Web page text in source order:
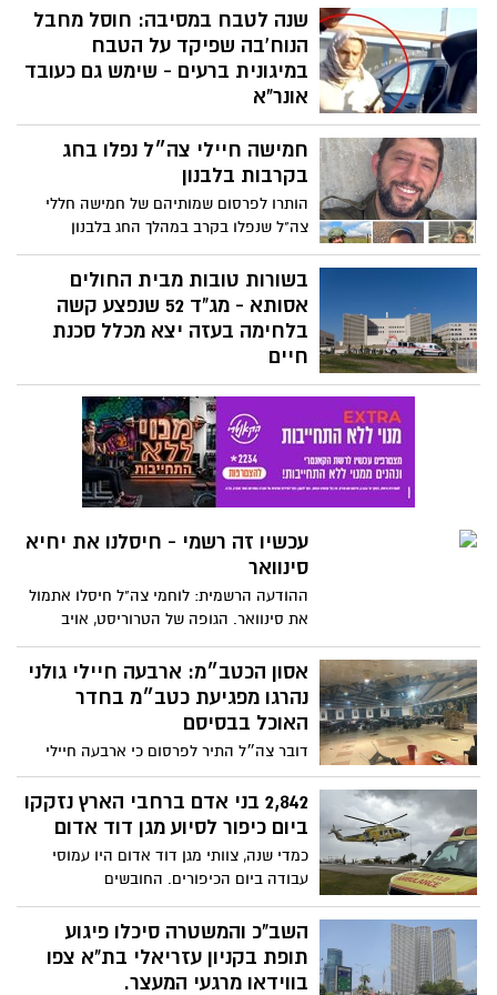
באמצעות הניידים שלהם) כשצה"ל תקף
בדאחייה את אחד הבניינים, הכיצד הוא קרס
תוך 5 שניות כאילו היה עשוי מנייר בו בזמן
שכל הבניינים הסמוכים שנשארו על כנם. נא
להכיר את ״ספייס״ הישראלית שמשאירה
שנה לטבח במסיבה: חוסל מחבל
הנוח'בה שפיקד על הטבח
במיגונית ברעים - שימש גם כעובד
אונר"א
צה״ל ושב״כ חיסלו בעזה את המחבל מחמד
אבו עטיוי, מפקד נוח'בה שפיקד על הטבח
במיגונית רעים ובמקביל שימש כעובד אונר"א
חמישה חיילי צה״ל נפלו בחג
בקרבות בלבנון
הותרו לפרסום שמותיהם של חמישה חללי
צה"ל שנפלו בקרב במהלך החג בלבנון
בשורות טובות מבית החולים
אסותא - מג"ד 52 שנפצע קשה
בלחימה בעזה יצא מכלל סכנת
חיים
בבית החולים אסותא מעדכנים כי חל שיפור
משמעותי במצבו של סא"ל יהודה שלו, מג"ד
52 שנפצע קשה ברצועת עזה באירוע בו נפל
מח"ט 401 אלוף משנה אחסאן דאקסה
עכשיו זה רשמי - חיסלנו את יחיא
סינוואר
ההודעה הרשמית: לוחמי צה"ל חיסלו אתמול
את סינוואר. הגופה של הטרוריסט, אויב
ישראל הגדול ביותר, בידי צה"ל
אסון הכטב״מ: ארבעה חיילי גולני
נהרגו מפגיעת כטב״מ בחדר
האוכל בבסיסם
דובר צה״ל התיר לפרסום כי ארבעה חיילי
צה״ל נהרגו אתמול בערב בבסיס צה״ל סמוך
לבנימינה, לאחר שכלי טייס בלתי מאויש
ששיגר חיזבאללה, פגע בחדר האוכל בו היו
שמות הנופלים טרם הותרו לפרסום
2,842 בני אדם ברחבי הארץ נזקקו
ביום כיפור לסיוע מגן דוד אדום
כמדי שנה, צוותי מגן דוד אדום היו עמוסי
עבודה ביום הכיפורים. החובשים
והפאראמדיקים של מד"א הוזנקו להעניק
טיפול רפואי ל- 2,842 בני אדם ברחבי הארץ,
מתוכם 1,969 בני אדם פונו להמשך טיפול בבתי
השב"כ והמשטרה סיכלו פיגוע
תופת בקניון עזריאלי בת"א צפו
בווידאו מרגעי המעצר.